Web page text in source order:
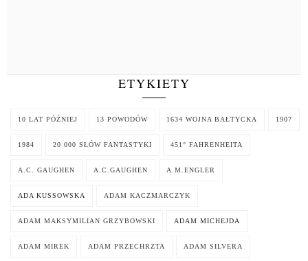
ETYKIETY
10 LAT PÓŹNIEJ 13 POWODÓW 1634 WOJNA BAŁTYCKA 1907
1984 20 000 SŁÓW FANTASTYKI 451° FAHRENHEITA
A.C. GAUGHEN A.C.GAUGHEN A.M.ENGLER
ADA KUSSOWSKA ADAM KACZMARCZYK
ADAM MAKSYMILIAN GRZYBOWSKI ADAM MICHEJDA
ADAM MIREK ADAM PRZECHRZTA ADAM SILVERA